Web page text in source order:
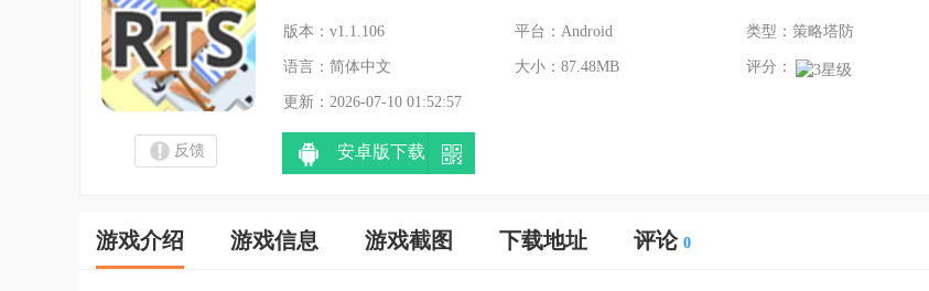
版本：v1.1.106 平台：Android 类型：策略塔防
语言：简体中文 大小：87.48MB 评分：
更新：2026-07-10 01:52:57
反馈 安卓版下载
游戏介绍 游戏信息 游戏截图 下载地址 评论 0